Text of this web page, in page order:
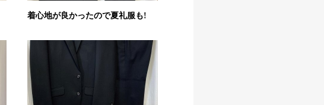
着心地が良かったので夏礼服も!